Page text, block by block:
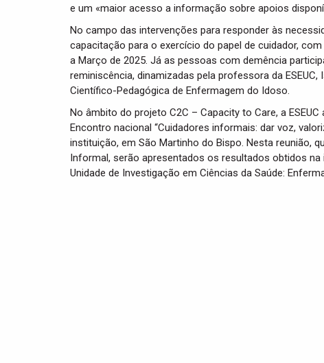
e um «maior acesso a informação sobre apoios
No campo das intervenções para responder às
capacitação para o exercício do papel de cuidador,
a Março de 2025. Já as pessoas com demência
reminiscência, dinamizadas pela professora da
Científico-Pedagógica de Enfermagem do Idoso.
No âmbito do projeto C2C – Capacity to Care, a
Encontro nacional “Cuidadores informais: dar voz,
instituição, em São Martinho do Bispo. Nesta reunião,
Informal, serão apresentados os resultados obtidos
Unidade de Investigação em Ciências da Saúde: